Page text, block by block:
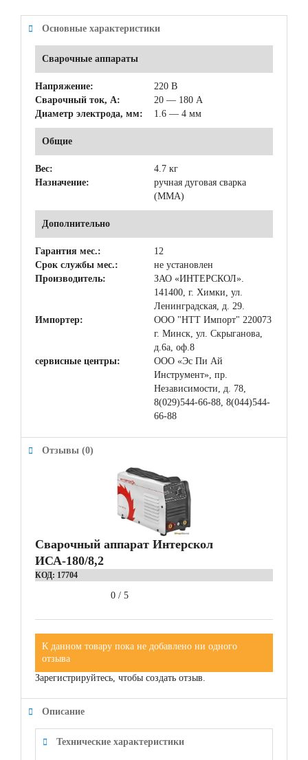
Основные характеристики
Сварочные аппараты
Напряжение:
220 В
Сварочный ток, А:
20 — 180 А
Диаметр электрода, мм:
1.6 — 4 мм
Общие
Вес:
4.7 кг
Назначение:
ручная дуговая сварка
(MMA)
Дополнительно
Гарантия мес.:
12
Срок службы мес.:
не установлен
Производитель:
ЗАО «ИНТЕРСКОЛ».
141400, г. Химки, ул.
Ленинградская, д. 29.
Импортер:
ООО "НТТ Импорт" 220073
г. Минск, ул. Скрыганова,
д.6а, оф.8
сервисные центры:
ООО «Эс Пи Ай
Инструмент», пр.
Независимости, д. 78,
8(029)544-66-88, 8(044)544-
66-88
Отзывы (0)
Сварочный аппарат Интерскол
ИСА-180/8,2
КОД: 17704
0 / 5
К данном товару пока не добавлено ни одного
отзыва
Зарегистрируйтесь, чтобы создать отзыв.
Описание
Технические характеристики